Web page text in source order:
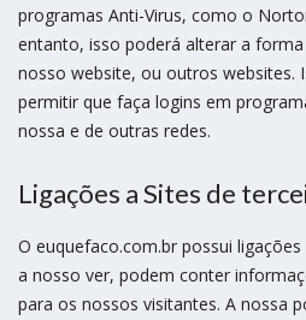
programas Anti-Virus, como o
entanto, isso poderá alterar a
nosso website, ou outros websites.
permitir que faça logins em
nossa e de outras redes.
Ligações a Sites de
O euquefaco.com.br possui
a nosso ver, podem conter
para os nossos visitantes. A nossa